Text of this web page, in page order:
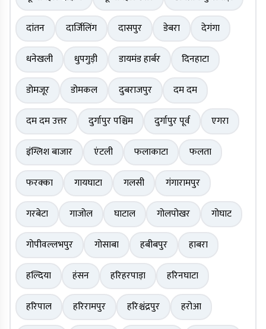
दांतन
दार्जिलिंग दासपुर डेबरा
देगंगा
धनेखली
धुपगुड़ी डायमंड हार्बर
दिनहाटा
डोमजूर
डोमकल दुबराजपुर
दम दम
दम दम उत्तर
दुर्गापुर पश्चिम दुर्गापुर पूर्व
एगरा
इंग्लिश बाजार
एंटली फलाकाटा
फलता
फरक्का
गायघाटा गलसी
गंगारामपुर
गरबेटा
गाजोल घाटाल गोलपोखर
गोघाट
गोपीवल्लभपुर
गोसाबा हबीबपुर
हाबरा
हल्दिया
हंसन हरिहरपाड़ा
हरिनघाटा
हरिपाल
हरिरामपुर हरिश्चंद्रपुर
हरोआ